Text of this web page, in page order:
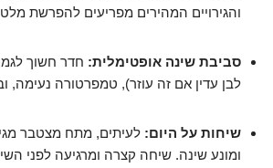
והגירויים המהירים מפריעים להפרשת
סביבת שינה אופטימלית: חדר חשוך
לבן עדין אם זה עוזר), טמפרטורה נעימה,
שיחות על היום: לעיתים, מתח מצטבר
ומונע שינה. שיחה קצרה ומרגיעה לפני